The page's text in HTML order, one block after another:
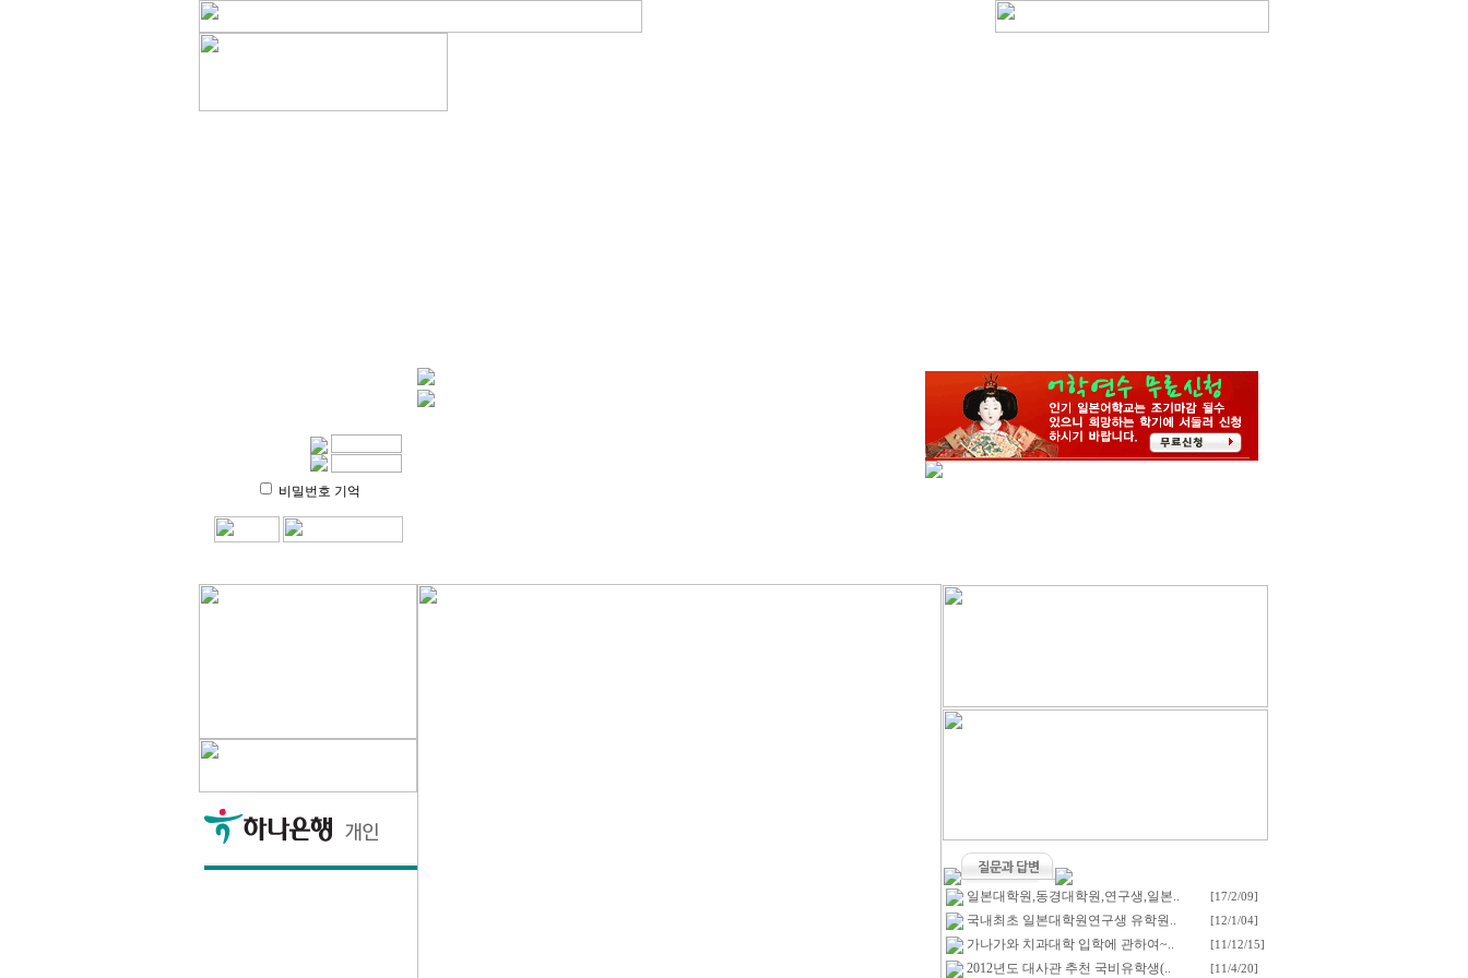
비밀번호 기억
일본대학원,동경대학원,연구생,일본.. [17/2/09]
국내최초 일본대학원연구생 유학원.. [12/1/04]
가나가와 치과대학 입학에 관하여~.. [11/12/15]
2012년도 대사관 추천 국비유학생(.. [11/4/20]